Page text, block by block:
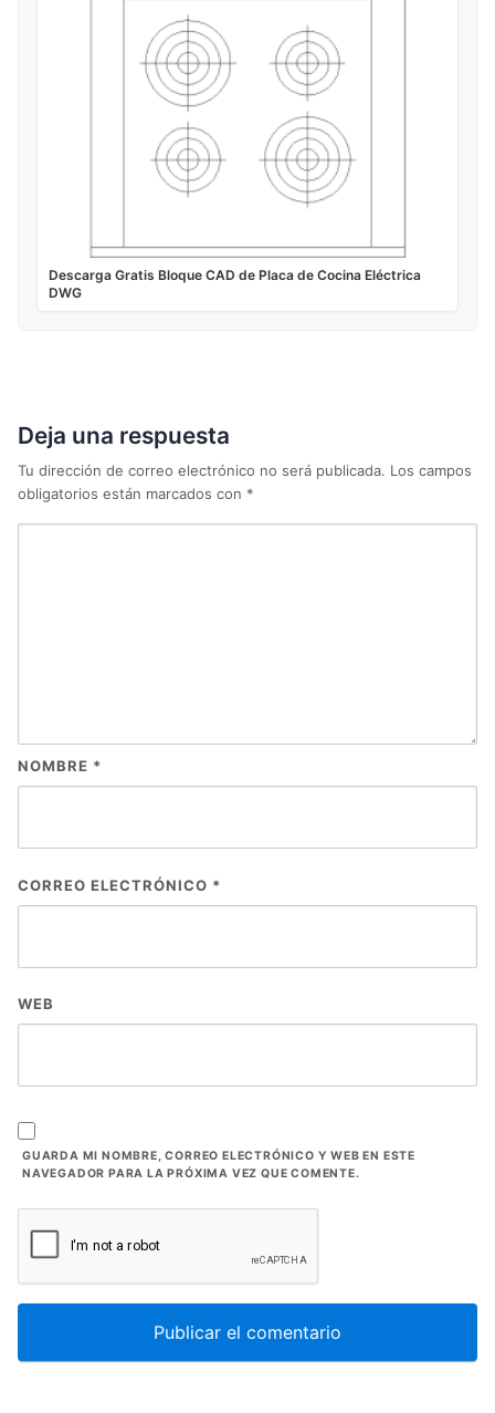
Descarga Gratis Bloque CAD de Placa de Cocina Eléctrica
DWG
Deja una respuesta
Tu dirección de correo electrónico no será publicada. Los campos
obligatorios están marcados con *
NOMBRE *
CORREO ELECTRÓNICO *
WEB
GUARDA MI NOMBRE, CORREO ELECTRÓNICO Y WEB EN ESTE
NAVEGADOR PARA LA PRÓXIMA VEZ QUE COMENTE.